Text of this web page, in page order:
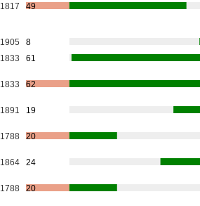
1817 49
1905
8
1833 61
1833 62
1891 19
1788 20
1864 24
1788 20